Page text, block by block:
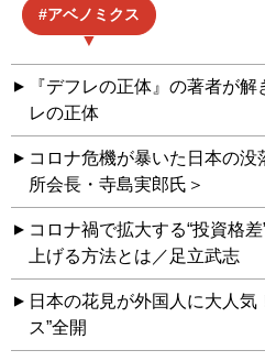
アベノミクス
『デフレの正体』の著者が
レの正体
コロナ危機が暴いた日本の没
所会長・寺島実郎氏＞
コロナ禍で拡大する“投資格
上げる方法とは／足立武志
日本の花見が外国人に大人気
ス”全開